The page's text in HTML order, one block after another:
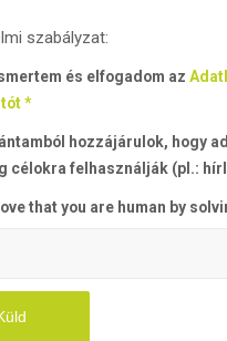
szabályzat:
és elfogadom az
*
hozzájárulok, hogy
célokra felhasználják (pl.:
that you are human by